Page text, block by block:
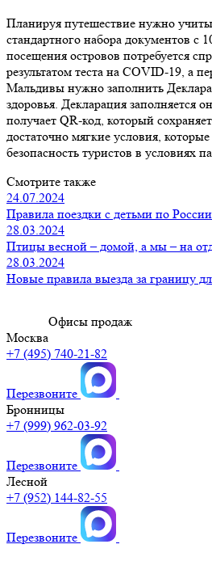
Планируя путешествие нужно
стандартного набора документов с
посещения островов потребуется
результатом теста на COVID-19, а
Мальдивы нужно заполнить
здоровья. Декларация заполняется
получает QR-код, который
достаточно мягкие условия,
безопасность туристов в условиях
Смотрите также
24.07.2024
Правила поездки с детьми по
28.03.2024
Птицы весной – домой, а мы – на
28.03.2024
Новые правила выезда за границу
Офисы продаж
Москва
+7 (495) 740-21-82
Перезвоните
Бронницы
+7 (999) 962-03-92
Перезвоните
Лесной
+7 (952) 144-82-55
Перезвоните